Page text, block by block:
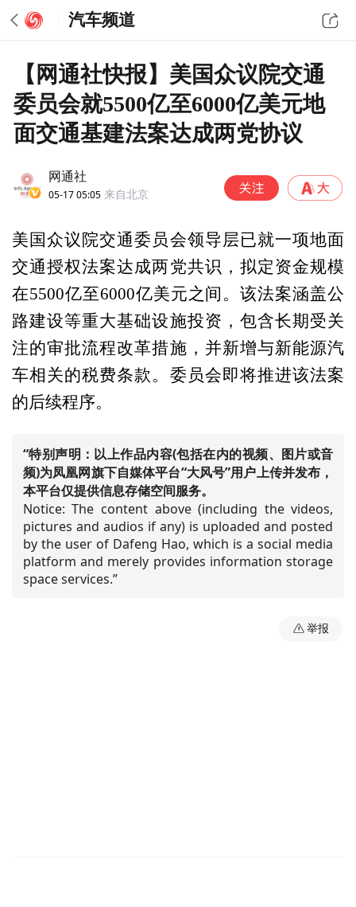
汽车频道
【网通社快报】美国众议院交通
委员会就5500亿至6000亿美元地
面交通基建法案达成两党协议
网通社
05-17 05:05 来自北京
美国众议院交通委员会领导层已就一项地面
交通授权法案达成两党共识，拟定资金规模
在5500亿至6000亿美元之间。该法案涵盖公
路建设等重大基础设施投资，包含长期受关
注的审批流程改革措施，并新增与新能源汽
车相关的税费条款。委员会即将推进该法案
的后续程序。
“特别声明：以上作品内容(包括在内的视频、图片或音
频)为凤凰网旗下自媒体平台“大风号”用户上传并发布，
本平台仅提供信息存储空间服务。
Notice: The content above (including the videos,
pictures and audios if any) is uploaded and posted
by the user of Dafeng Hao, which is a social media
platform and merely provides information storage
space services.”
举报